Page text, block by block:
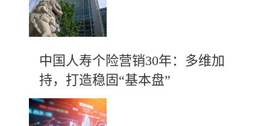
中国人寿个险营销30年：多维加
持，打造稳固“基本盘”